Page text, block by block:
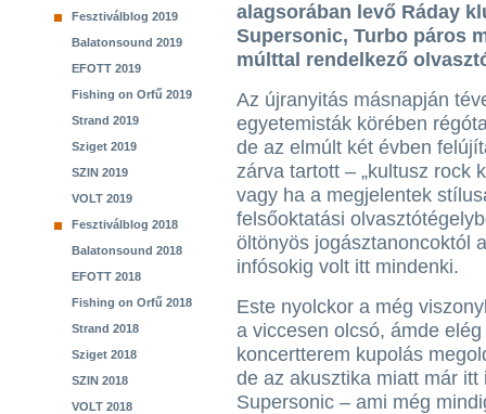
Fesztiválblog 2019
Balatonsound 2019
EFOTT 2019
Fishing on Orfű 2019
Strand 2019
Sziget 2019
SZIN 2019
VOLT 2019
Fesztiválblog 2018
Balatonsound 2018
EFOTT 2018
Fishing on Orfű 2018
Strand 2018
Sziget 2018
SZIN 2018
VOLT 2018
alagsorában levő Ráday
Supersonic, Turbo páros
múlttal rendelkező
Az újranyitás másnapján
egyetemisták körében
de az elmúlt két évben
zárva tartott – „kultusz rock
vagy ha a megjelentek
felsőoktatási
öltönyös jogásztanoncoktól
infósokig volt itt mindenki.
Este nyolckor a még
a viccesen olcsó, ámde
koncertterem kupolás
de az akusztika miatt már
Supersonic – ami még